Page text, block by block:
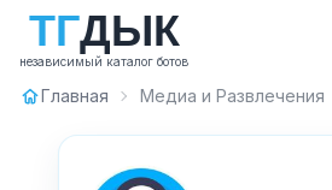
ТГДЫК
независимый каталог ботов
Главная Медиа и Развлечения